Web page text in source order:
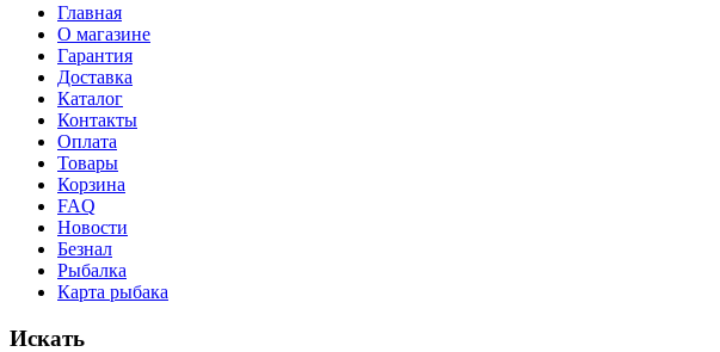
Главная
О магазине
Гарантия
Доставка
Каталог
Контакты
Оплата
Товары
Корзина
FAQ
Новости
Безнал
Рыбалка
Карта рыбака
Искать